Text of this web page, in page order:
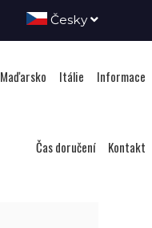
Česky
Maďarsko Itálie Informace
Čas doručení Kontakt